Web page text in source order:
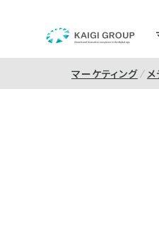
マーケティング メ